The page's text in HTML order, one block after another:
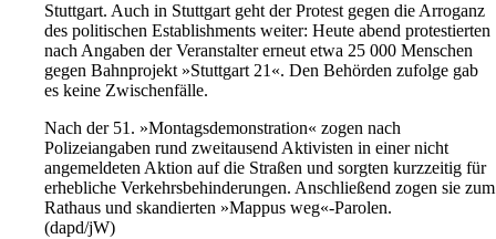
Stuttgart. Auch in Stuttgart geht der Protest gegen die Arroganz
des politischen Establishments weiter: Heute abend protestierten
nach Angaben der Veranstalter erneut etwa 25 000 Menschen
gegen Bahnprojekt »Stuttgart 21«. Den Behörden zufolge gab
es keine Zwischenfälle.
Nach der 51. »Montagsdemonstration« zogen nach
Polizeiangaben rund zweitausend Aktivisten in einer nicht
angemeldeten Aktion auf die Straßen und sorgten kurzzeitig für
erhebliche Verkehrsbehinderungen. Anschließend zogen sie zum
Rathaus und skandierten »Mappus weg«-Parolen.
(dapd/jW)